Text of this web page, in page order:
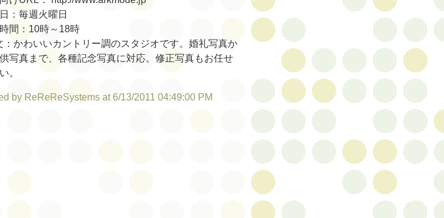
：毎週火曜日
間：10時～18時
：かわいいカントリー調のスタジオです。婚礼写真か
写真まで、各種記念写真に対応。修正写真もお任せ
。
by ReReReSystems at 6/13/2011 04:49:00 PM